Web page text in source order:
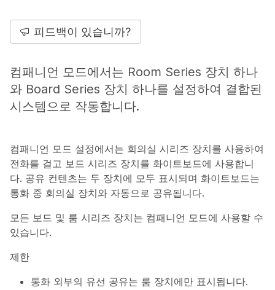
피드백이 있습니까?
컴패니언 모드에서는 Room Series 장치 하나
와 Board Series 장치 하나를 설정하여 결합된
시스템으로 작동합니다.
컴패니언 모드 설정에서는 회의실 시리즈 장치를 사용하여
전화를 걸고 보드 시리즈 장치를 화이트보드에 사용합니
다. 공유 컨텐츠는 두 장치에 모두 표시되며 화이트보드는
통화 중 회의실 장치와 자동으로 공유됩니다.
모든 보드 및 룸 시리즈 장치는 컴패니언 모드에 사용할 수
있습니다.
제한
통화 외부의 유선 공유는 룸 장치에만 표시됩니다.